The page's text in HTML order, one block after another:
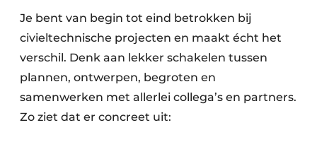
Je bent van begin tot eind betrokken bij
civieltechnische projecten en maakt écht het
verschil. Denk aan lekker schakelen tussen
plannen, ontwerpen, begroten en
samenwerken met allerlei collega’s en partners.
Zo ziet dat er concreet uit: